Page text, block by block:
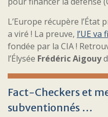
L’Europe récupère
a viré ! La preuve, l’UE
fondée par la CIA !
l’Élysée Frédéric Aigouy
Fact-Checkers et
subventionnés …